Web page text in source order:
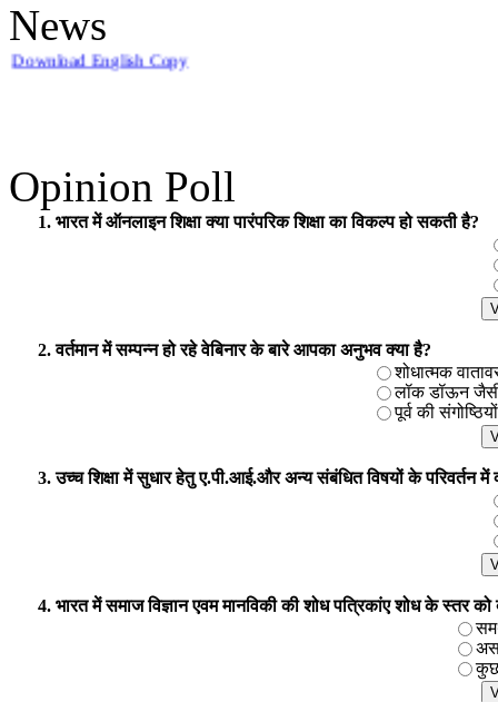
News
UGC
Minimum Standards and Procedure For Award of Mhil/Ph.D. Degree
Opinion Poll
1. भारत में ऑनलाइन शिक्षा क्या पारंपरिक शिक्षा का विकल्प हो सकती है?
2. वर्तमान में सम्पन्न हो रहे वेबिनार के बारे आपका अनुभव क्या है?
शोधात्मक
लॉक डॉऊन जैसी
पूर्व की
3. उच्च शिक्षा में सुधार हेतु ए.पी.आई.और अन्य संबंधित विषयों के परिवर्तन में
4. भारत में समाज विज्ञान एवम मानविकी की शोध पत्रिकांए शोध के स्तर को
कुछ